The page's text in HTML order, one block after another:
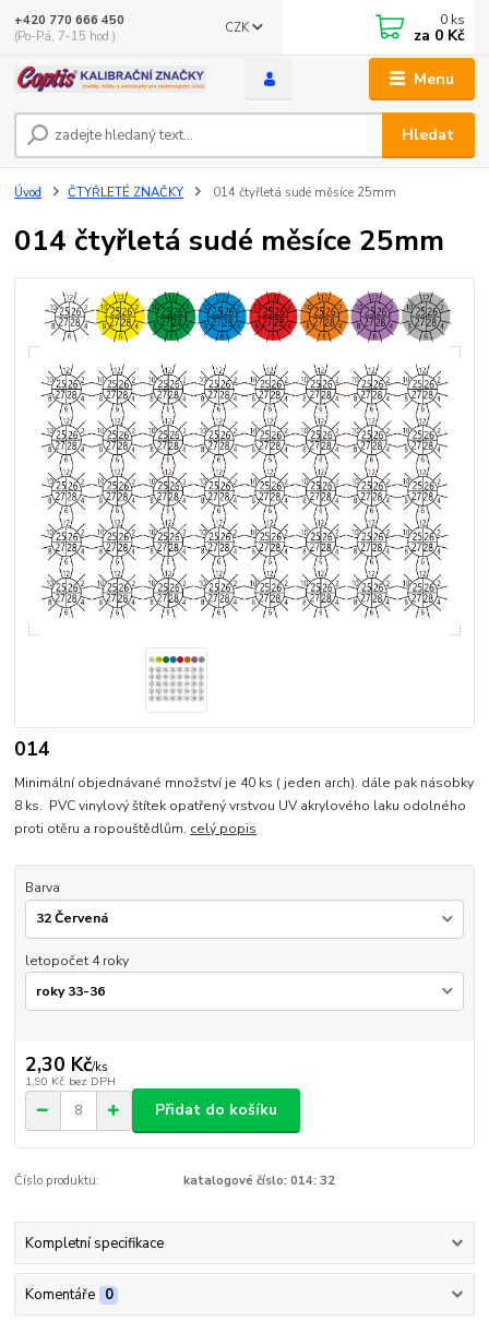
Menu
CZK
Hledat
+420 770 666 450
(Po-Pá, 7-15 hod.)
0 ks
za 0 Kč
Úvod ČTYŘLETÉ ZNAČKY 014 čtyřletá sudé měsíce 25mm
014 čtyřletá sudé měsíce 25mm
014
Minimální objednávané množství je 40 ks ( jeden arch). dále pak násobky
8 ks. PVC vinylový štítek opatřený vrstvou UV akrylového laku odolného
proti otěru a ropouštědlům. celý popis
Barva
letopočet 4 roky
2,30 Kč/ks
1,90 Kč bez DPH
Přidat do košíku
Číslo produktu: katalogové číslo: 014: 32
Kompletní specifikace
Komentáře 0